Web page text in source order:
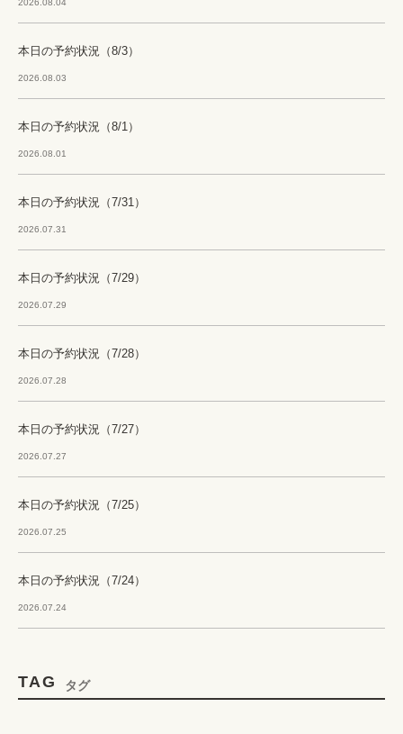
本日の予約状況（8/3）
2026.08.03
本日の予約状況（8/1）
2026.08.01
本日の予約状況（7/31）
2026.07.31
本日の予約状況（7/29）
2026.07.29
本日の予約状況（7/28）
2026.07.28
本日の予約状況（7/27）
2026.07.27
本日の予約状況（7/25）
2026.07.25
本日の予約状況（7/24）
2026.07.24
TAG タグ